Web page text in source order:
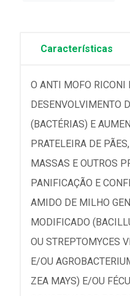
Características
O ANTI MOFO RICONI
DESENVOLVIMENTO
(BACTÉRIAS) E
PRATELEIRA DE
MASSAS E OUTROS
PANIFICAÇÃO E
AMIDO DE MILHO
MODIFICADO
OU STREPTOMYCES
E/OU
ZEA MAYS) E/OU